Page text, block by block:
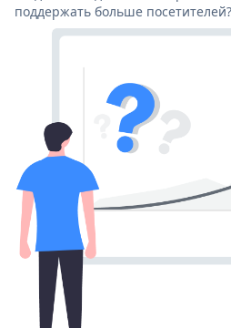
поддержать больше посетителей?